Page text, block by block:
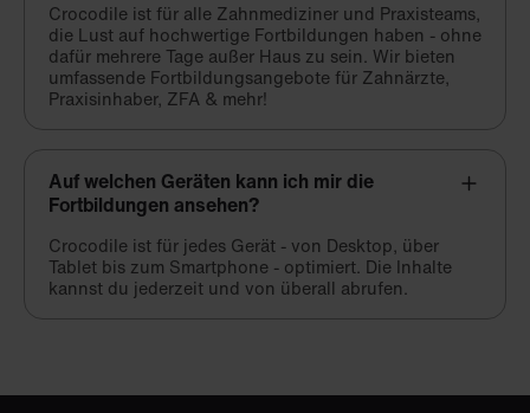
Crocodile ist für alle Zahnmediziner und Praxisteams,
die Lust auf hochwertige Fortbildungen haben - ohne
dafür mehrere Tage außer Haus zu sein. Wir bieten
umfassende Fortbildungsangebote für Zahnärzte,
Praxisinhaber, ZFA & mehr!
Auf welchen Geräten kann ich mir die
Fortbildungen ansehen?
Crocodile ist für jedes Gerät - von Desktop, über
Tablet bis zum Smartphone - optimiert. Die Inhalte
kannst du jederzeit und von überall abrufen.